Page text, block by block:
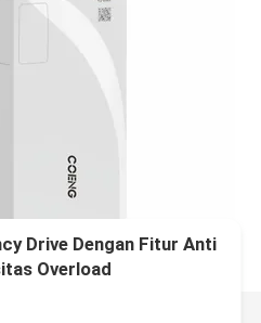
Drive Dengan Fitur Anti
Overload